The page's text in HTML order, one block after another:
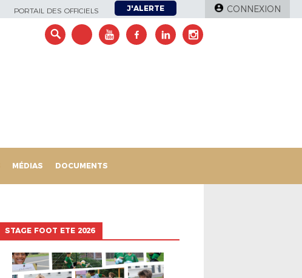
PORTAIL DES OFFICIELS J'ALERTE CONNEXION
MÉDIAS DOCUMENTS
STAGE FOOT ETE 2026